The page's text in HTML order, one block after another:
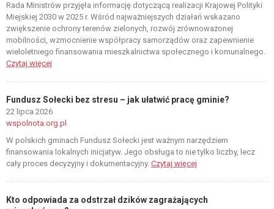
Rada Ministrów przyjęła informację dotyczącą realizacji Krajowej Polityki
Miejskiej 2030 w 2025 r. Wśród najważniejszych działań wskazano
zwiększenie ochrony terenów zielonych, rozwój zrównoważonej
mobilności, wzmocnienie współpracy samorządów oraz zapewnienie
wieloletniego finansowania mieszkalnictwa społecznego i komunalnego.
Czytaj więcej
Fundusz Sołecki bez stresu – jak ułatwić pracę gminie?
22 lipca 2026
wspolnota.org.pl
W polskich gminach Fundusz Sołecki jest ważnym narzędziem
finansowania lokalnych inicjatyw. Jego obsługa to nie tylko liczby, lecz
cały proces decyzyjny i dokumentacyjny. Czytaj więcej
Kto odpowiada za odstrzał dzików zagrażających